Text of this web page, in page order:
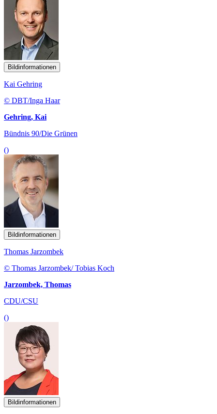
Bildinformationen
Kai Gehring
© DBT/Inga Haar
Gehring, Kai
Bündnis 90/Die Grünen
()
Bildinformationen
Thomas Jarzombek
© Thomas Jarzombek/ Tobias Koch
Jarzombek, Thomas
CDU/CSU
()
Bildinformationen